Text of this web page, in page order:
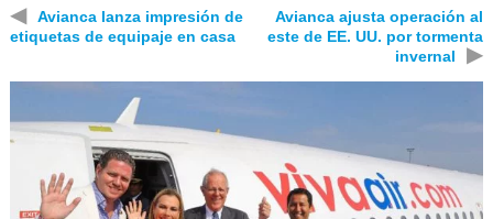
◀
Avianca lanza impresión de
etiquetas de equipaje en casa
Avianca ajusta operación al
este de EE. UU. por tormenta
invernal
▶